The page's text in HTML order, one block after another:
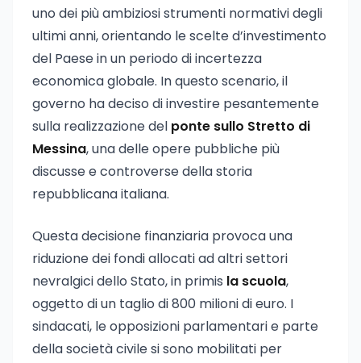
uno dei più ambiziosi strumenti normativi degli
ultimi anni, orientando le scelte d’investimento
del Paese in un periodo di incertezza
economica globale. In questo scenario, il
governo ha deciso di investire pesantemente
sulla realizzazione del ponte sullo Stretto di
Messina, una delle opere pubbliche più
discusse e controverse della storia
repubblicana italiana.
Questa decisione finanziaria provoca una
riduzione dei fondi allocati ad altri settori
nevralgici dello Stato, in primis la scuola,
oggetto di un taglio di 800 milioni di euro. I
sindacati, le opposizioni parlamentari e parte
della società civile si sono mobilitati per